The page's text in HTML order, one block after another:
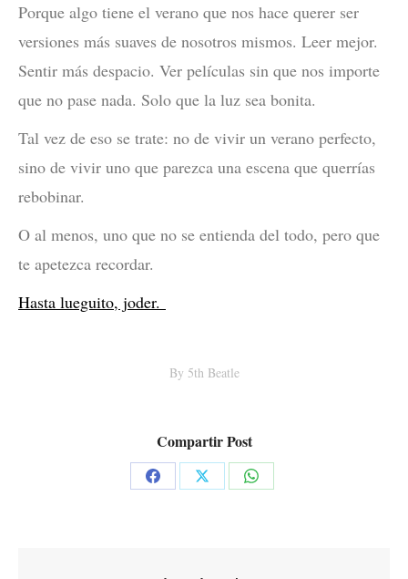
Porque algo tiene el verano que nos hace querer ser
versiones más suaves de nosotros mismos. Leer mejor.
Sentir más despacio. Ver películas sin que nos importe
que no pase nada. Solo que la luz sea bonita.
Tal vez de eso se trate: no de vivir un verano perfecto,
sino de vivir uno que parezca una escena que querrías
rebobinar.
O al menos, uno que no se entienda del todo, pero que
te apetezca recordar.
Hasta lueguito, joder.
By 5th Beatle
Compartir Post
Share
Share
Share